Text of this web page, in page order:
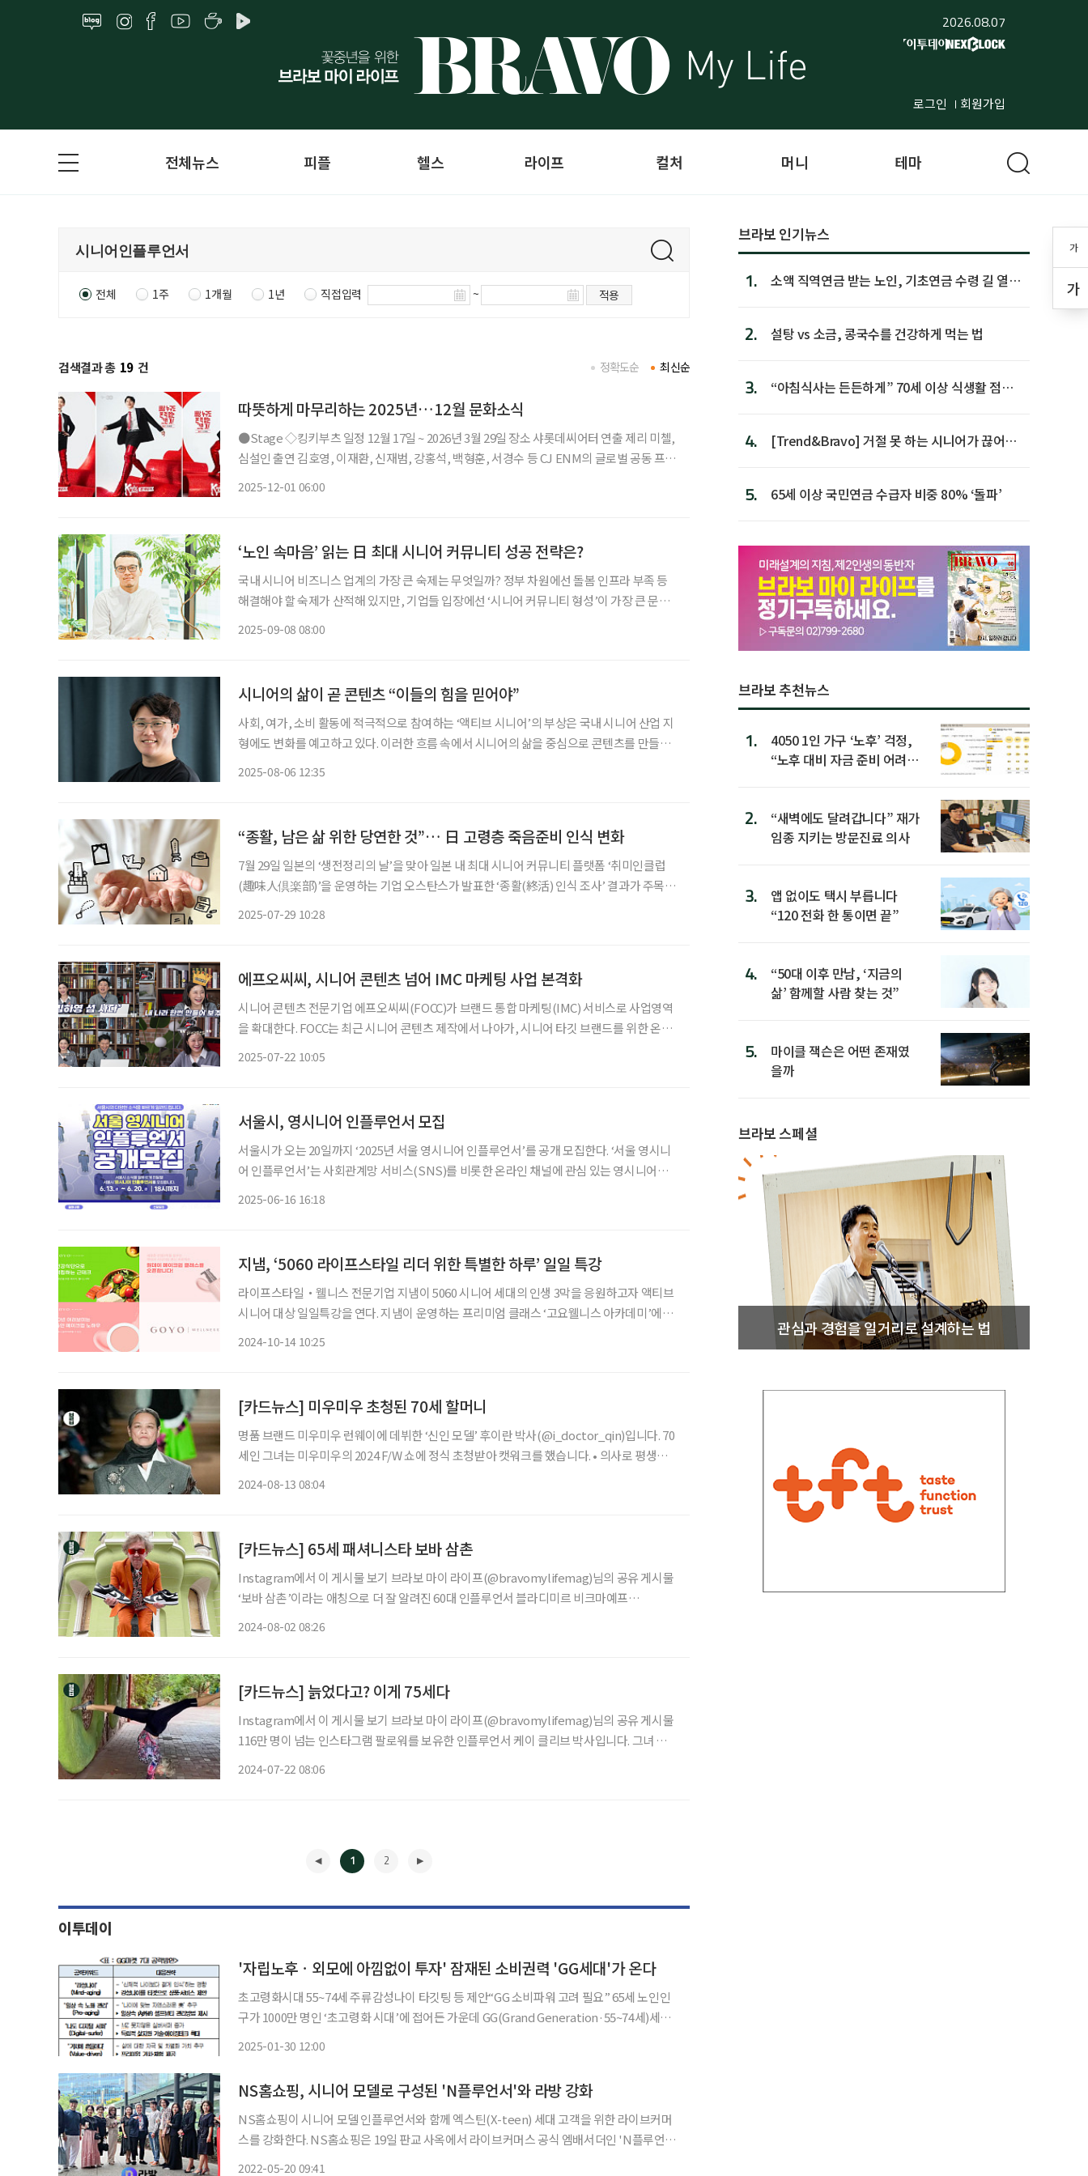
2026.08.07
로그인 회원가입
가
가
전체뉴스 피플 헬스 라이프 컬처 머니 테마
전체 1주 1개월 1년 직접입력 ~ 적용
검색결과 총 19 건 최신순
정확도순
따뜻하게 마무리하는 2025년…12월 문화소식
●Stage ◇킹키부츠 일정 12월 17일 ~ 2026년 3월 29일 장소 샤롯데씨어터 연출 제리 미첼,
심설인 출연 김호영, 이재환, 신재범, 강홍석, 백형훈, 서경수 등 CJ ENM의 글로벌 공동 프로
2025-12-01 06:00
‘노인 속마음’ 읽는 日 최대 시니어 커뮤니티 성공 전략은?
국내 시니어 비즈니스 업계의 가장 큰 숙제는 무엇일까? 정부 차원에선 돌봄 인프라 부족 등
해결해야 할 숙제가 산적해 있지만, 기업들 입장에선 ‘시니어 커뮤니티 형성’이 가장 큰 문제
2025-09-08 08:00
시니어의 삶이 곧 콘텐츠 “이들의 힘을 믿어야”
사회, 여가, 소비 활동에 적극적으로 참여하는 ‘액티브 시니어’의 부상은 국내 시니어 산업 지
형에도 변화를 예고하고 있다. 이러한 흐름 속에서 시니어의 삶을 중심으로 콘텐츠를 만들고,
2025-08-06 12:35
“종활, 남은 삶 위한 당연한 것”… 日 고령층 죽음준비 인식 변화
7월 29일 일본의 ‘생전정리의 날’을 맞아 일본 내 최대 시니어 커뮤니티 플랫폼 ‘취미인클럽
(趣味人倶楽部)’을 운영하는 기업 오스탄스가 발표한 ‘종활(終活) 인식 조사’ 결과가 주목받
2025-07-29 10:28
에프오씨씨, 시니어 콘텐츠 넘어 IMC 마케팅 사업 본격화
시니어 콘텐츠 전문기업 에프오씨씨(FOCC)가 브랜드 통합 마케팅(IMC) 서비스로 사업영역
을 확대한다. FOCC는 최근 시니어 콘텐츠 제작에서 나아가, 시니어 타깃 브랜드를 위한 온·오
2025-07-22 10:05
서울시, 영시니어 인플루언서 모집
서울시가 오는 20일까지 ‘2025년 서울 영시니어 인플루언서’를 공개 모집한다. ‘서울 영시니
어 인플루언서’는 사회관계망 서비스(SNS)를 비롯한 온라인 채널에 관심 있는 영시니어가
2025-06-16 16:18
지냄, ‘5060 라이프스타일 리더 위한 특별한 하루’ 일일 특강
라이프스타일・웰니스 전문기업 지냄이 5060 시니어 세대의 인생 3막을 응원하고자 액티브
시니어 대상 일일특강을 연다. 지냄이 운영하는 프리미엄 클래스 ‘고요웰니스 아카데미’에서
2024-10-14 10:25
[카드뉴스] 미우미우 초청된 70세 할머니
명품 브랜드 미우미우 런웨이에 데뷔한 ‘신인 모델’ 후이란 박사(@i_doctor_qin)입니다. 70
세인 그녀는 미우미우의 2024 F/W 쇼에 정식 초청받아 캣워크를 했습니다. • 의사로 평생을
2024-08-13 08:04
[카드뉴스] 65세 패셔니스타 보바 삼촌
Instagram에서 이 게시물 보기 브라보 마이 라이프(@bravomylifemag)님의 공유 게시물
‘보바 삼촌’이라는 애칭으로 더 잘 알려진 60대 인플루언서 블라디미르 비크마예프
2024-08-02 08:26
[카드뉴스] 늙었다고? 이게 75세다
Instagram에서 이 게시물 보기 브라보 마이 라이프(@bravomylifemag)님의 공유 게시물
116만 명이 넘는 인스타그램 팔로워를 보유한 인플루언서 케이 클리브 박사입니다. 그녀 나
2024-07-22 08:06
1 2
이투데이
'자립노후ㆍ외모에 아낌없이 투자' 잠재된 소비권력 'GG세대'가 온다
초고령화시대 55~74세 주류감성나이 타깃팅 등 제안“GG 소비파워 고려 필요” 65세 노인인
구가 1000만 명인 ‘초고령화 시대’에 접어든 가운데 GG(Grand Generation·55~74세)세대
2025-01-30 12:00
NS홈쇼핑, 시니어 모델로 구성된 'N플루언서'와 라방 강화
NS홈쇼핑이 시니어 모델 인플루언서와 함께 엑스틴(X-teen) 세대 고객을 위한 라이브커머
스를 강화한다. NS홈쇼핑은 19일 판교 사옥에서 라이브커머스 공식 엠배서더인 'N플루언서
2022-05-20 09:41
브라보 인기뉴스
1.
소액 직역연금 받는 노인, 기초연금 수령 길 열린
2. 설탕 vs 소금, 콩국수를 건강하게 먹는 법
3.
“아침식사는 든든하게” 70세 이상 식생활 점수
4.
[Trend&Bravo] 거절 못 하는 시니어가 끊어야
5. 65세 이상 국민연금 수급자 비중 80% ‘돌파’
브라보 추천뉴스
1.
4050 1인 가구 ‘노후’ 걱정,
“노후 대비 자금 준비 어려
2.
“새벽에도 달려갑니다” 재가
임종 지키는 방문진료 의사
3.
앱 없이도 택시 부릅니다
“120 전화 한 통이면 끝”
4.
“50대 이후 만남, ‘지금의
삶’ 함께할 사람 찾는 것”
5.
마이클 잭슨은 어떤 존재였
을까
브라보 스페셜
관심과 경험을 일거리로 설계하는 법